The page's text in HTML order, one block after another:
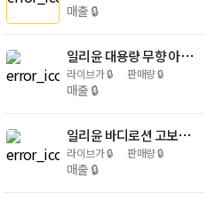
매출 🔒
일리윤 대용량 무향 아기로션 MD 레드이치 케어크림 470ml
라이브가🔒 판매량🔒
매출 🔒
일리윤 바디로션 고보습 대용량 울트라 리페어 로션 528ml+350ml
라이브가🔒 판매량🔒
매출 🔒